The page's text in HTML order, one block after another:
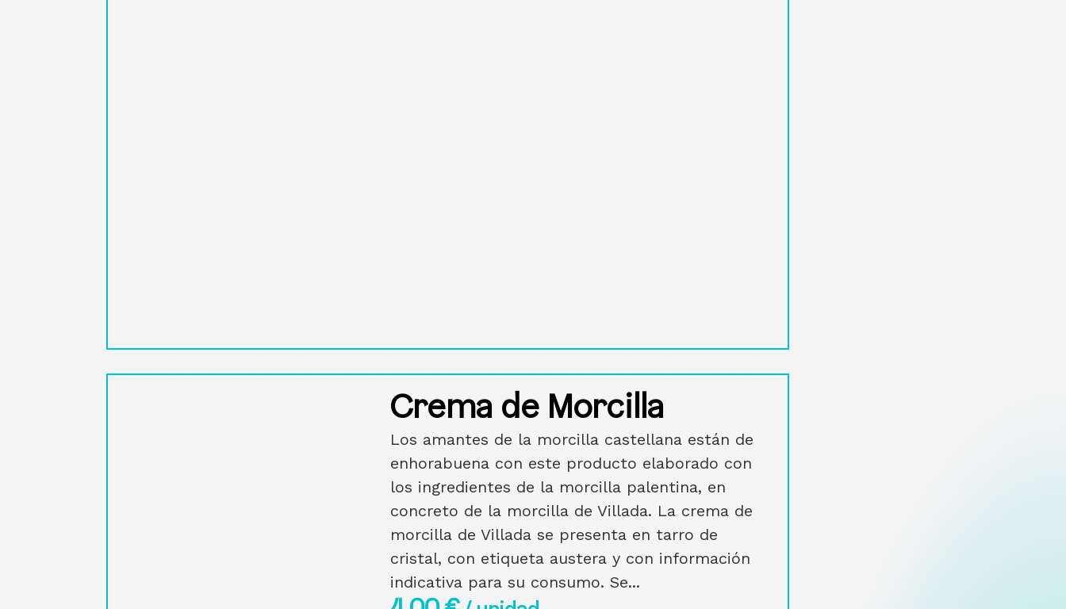
Crema de Morcilla
Los amantes de la morcilla castellana están de
enhorabuena con este producto elaborado con
los ingredientes de la morcilla palentina, en
concreto de la morcilla de Villada. La crema de
morcilla de Villada se presenta en tarro de
cristal, con etiqueta austera y con información
indicativa para su consumo. Se...